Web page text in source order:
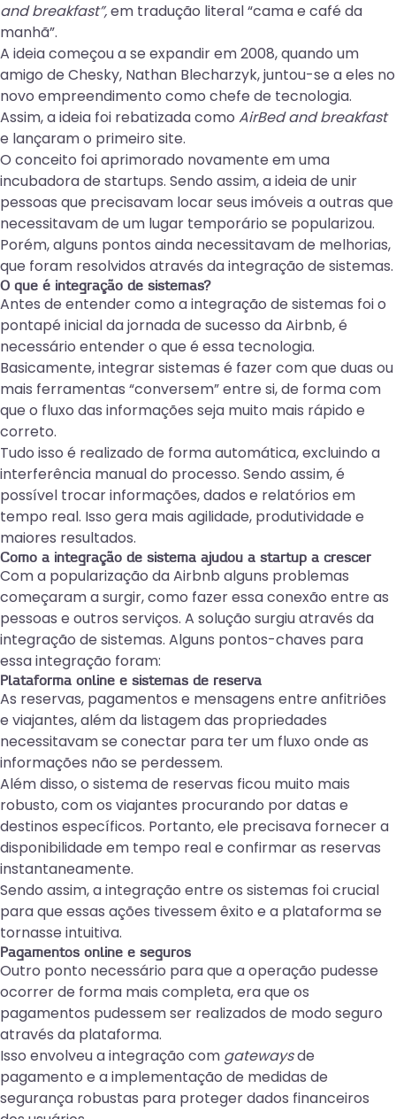
and breakfast”,em tradução literal “cama e café da
manhã”.
A ideia começou a se expandir em 2008, quando um
amigo de Chesky, Nathan Blecharzyk, juntou-se a eles no
novo empreendimento como chefe de tecnologia.
Assim, a ideia foi rebatizada como AirBed and breakfast
e lançaram o primeiro site.
O conceito foi aprimorado novamente em uma
incubadora de startups. Sendo assim, a ideia de unir
pessoas que precisavam locar seus imóveis a outras que
necessitavam de um lugar temporário se popularizou.
Porém, alguns pontos ainda necessitavam de melhorias,
que foram resolvidos através da integração de sistemas.
O que é integração de sistemas?
Antes de entender como a integração de sistemas foi o
pontapé inicial da jornada de sucesso da Airbnb, é
necessário entender o que é essa tecnologia.
Basicamente, integrar sistemas é fazer com que duas ou
mais ferramentas “conversem” entre si, de forma com
que o fluxo das informações seja muito mais rápido e
correto.
Tudo isso é realizado de forma automática, excluindo a
interferência manual do processo. Sendo assim, é
possível trocar informações, dados e relatórios em
tempo real. Isso gera mais agilidade, produtividade e
maiores resultados.
Como a integração de sistema ajudou a startup a crescer
Com a popularização da Airbnb alguns problemas
começaram a surgir, como fazer essa conexão entre as
pessoas e outros serviços. A solução surgiu através da
integração de sistemas. Alguns pontos-chaves para
essa integração foram:
Plataforma online e sistemas de reserva
As reservas, pagamentos e mensagens entre anfitriões
e viajantes, além da listagem das propriedades
necessitavam se conectar para ter um fluxo onde as
informações não se perdessem.
Além disso, o sistema de reservas ficou muito mais
robusto, com os viajantes procurando por datas e
destinos específicos. Portanto, ele precisava fornecer a
disponibilidade em tempo real e confirmar as reservas
instantaneamente.
Sendo assim, a integração entre os sistemas foi crucial
para que essas ações tivessem êxito e a plataforma se
tornasse intuitiva.
Pagamentos online e seguros
Outro ponto necessário para que a operação pudesse
ocorrer de forma mais completa, era que os
pagamentos pudessem ser realizados de modo seguro
através da plataforma.
Isso envolveu a integração com gatewaysde
pagamento e a implementação de medidas de
segurança robustas para proteger dados financeiros